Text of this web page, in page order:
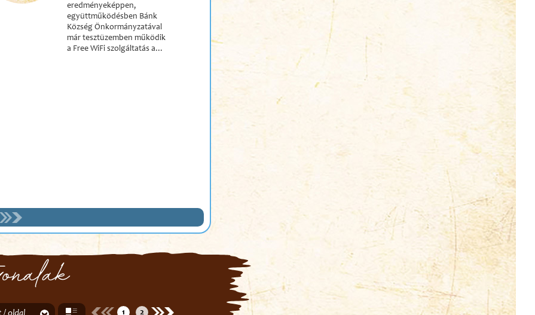
eredményeképpen,
együttműködésben Bánk
Község Önkormányzatával
már tesztüzemben működik
a Free WiFi szolgáltatás a...
1 2